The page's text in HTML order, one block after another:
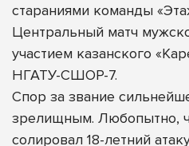
стараниями команды
Центральный матч
участием казанского
НГАТУ-СШОР-7.
Спор за звание
зрелищным. Любопытно,
солировал 18-летний